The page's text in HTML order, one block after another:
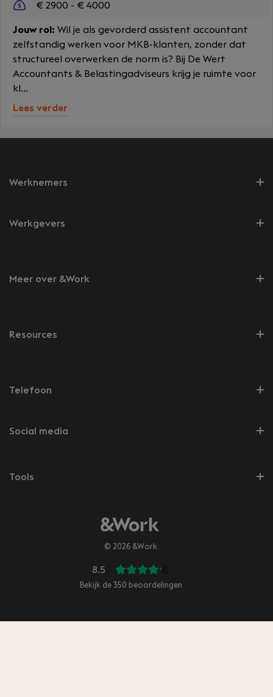
€ 2900 - € 4000
Jouw rol: Wil je als gevorderd assistent accountant
zelfstandig werken voor MKB-klanten, zonder dat
structureel overwerken de norm is? Bij De Wert
Accountants & Belastingadviseurs krijg je ruimte voor
kl...
Lees verder
Werknemers
Werkgevers
Meer over &Work
Resources
Telefoon
Social media
Tools
© 2026 &Work
8.5
Bekijk de 350 beoordelingen